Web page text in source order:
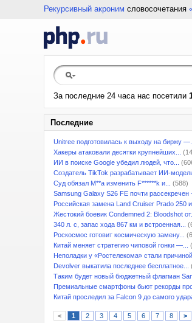
Рекурсивный акроним словосочетания
За последние 24 часа нас посетили
Последние
Unitree подготовилась к выходу на биржу —...
Хакеры атаковали десятки крупнейших...
ИИ в поиске Google убедил людей, что...
Создатель TikTok разрабатывает ИИ-модель
Суд обязал M**a изменить F******k и...
(588)
Samsung Galaxy S26 FE почти рассекречен
Российская замена Land Cruiser Prado 250
Жестокий боевик Condemned 2: Bloodshot от...
340 л. с, запас хода 867 км и встроенная...
Роскосмос готовит космическую замену...
Китай меняет стратегию чиповой гонки —...
Неполадки у «Ростелекома» стали
Devolver выкатила последнее бесплатное...
Таким будет новый бюджетный флагман
Премиальные смартфоны бьют рекорды
Китай проследил за Falcon 9 до самого
< 1 2 3 4 5 6 7 8 >